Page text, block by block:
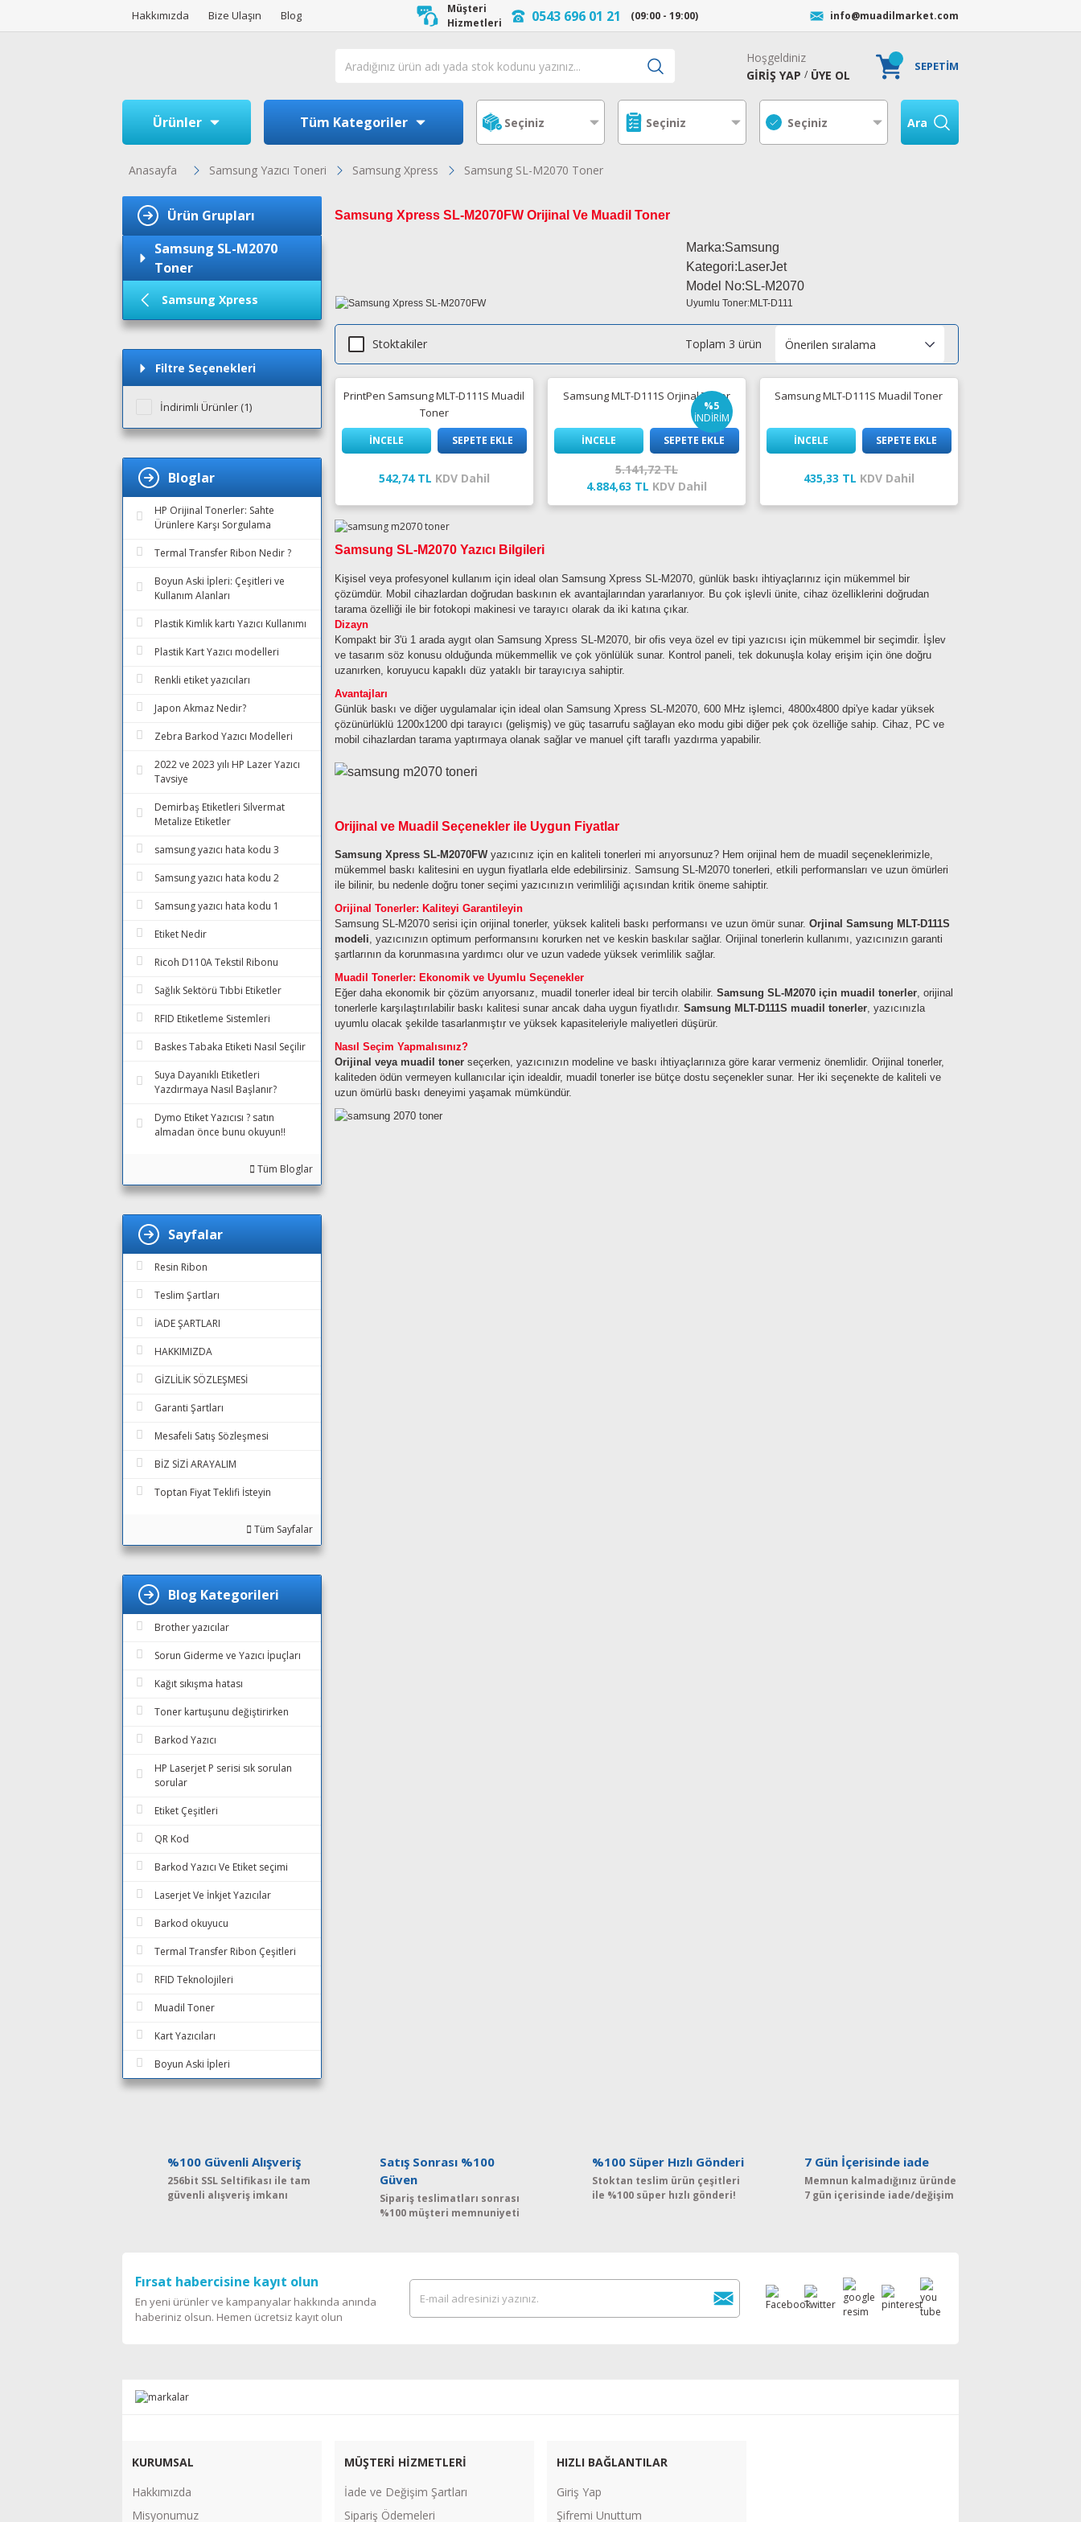
Hakkımızda Bize Ulaşın Blog
Müşteri
Hizmetleri
0543 696 01 21 (09:00 - 19:00) info@muadilmarket.com
Hoşgeldiniz
GİRİŞ YAP / ÜYE OL
SEPETİM
Ürünler Tüm Kategoriler Ara
Anasayfa Samsung Yazıcı Toneri Samsung Xpress Samsung SL-M2070 Toner
Ürün Grupları
Samsung SL-M2070
Toner
Samsung Xpress
Filtre Seçenekleri
İndirimli Ürünler (1)
Bloglar
HP Orijinal Tonerler: Sahte
Ürünlere Karşı Sorgulama
Termal Transfer Ribon Nedir ?
Boyun Aski İpleri: Çeşitleri ve
Kullanım Alanları
Plastik Kimlik kartı Yazıcı Kullanımı
Plastik Kart Yazıcı modelleri
Renkli etiket yazıcıları
Japon Akmaz Nedir?
Zebra Barkod Yazıcı Modelleri
2022 ve 2023 yılı HP Lazer Yazıcı
Tavsiye
Demirbaş Etiketleri Silvermat
Metalize Etiketler
samsung yazıcı hata kodu 3
Samsung yazıcı hata kodu 2
Samsung yazıcı hata kodu 1
Etiket Nedir
Ricoh D110A Tekstil Ribonu
Sağlık Sektörü Tıbbi Etiketler
RFID Etiketleme Sistemleri
Baskes Tabaka Etiketi Nasıl Seçilir
Suya Dayanıklı Etiketleri
Yazdırmaya Nasıl Başlanır?
Dymo Etiket Yazıcısı ? satın
almadan önce bunu okuyun!!
Tüm Bloglar
Sayfalar
Resin Ribon
Teslim Şartları
İADE ŞARTLARI
HAKKIMIZDA
GİZLİLİK SÖZLEŞMESİ
Garanti Şartları
Mesafeli Satış Sözleşmesi
BİZ SİZİ ARAYALIM
Toptan Fiyat Teklifi İsteyin
Tüm Sayfalar
Blog Kategorileri
Brother yazıcılar
Sorun Giderme ve Yazıcı İpuçları
Kağıt sıkışma hatası
Toner kartuşunu değiştirirken
Barkod Yazıcı
HP Laserjet P serisi sık sorulan
sorular
Etiket Çeşitleri
QR Kod
Barkod Yazıcı Ve Etiket seçimi
Laserjet Ve İnkjet Yazıcılar
Barkod okuyucu
Termal Transfer Ribon Çeşitleri
RFID Teknolojileri
Muadil Toner
Kart Yazıcıları
Boyun Aski İpleri
Samsung Xpress SL-M2070FW Orijinal Ve Muadil Toner
Marka:Samsung
Kategori:LaserJet
Model No:SL-M2070
Uyumlu Toner:MLT-D111
Stoktakiler Toplam 3 ürün
PrintPen Samsung MLT-D111S Muadil
Toner
İNCELE SEPETE EKLE
542,74 TL KDV Dahil
%5
İNDİRİM
Samsung MLT-D111S Orjinal Toner
İNCELE SEPETE EKLE
5.141,72 TL
4.884,63 TL KDV Dahil
Samsung MLT-D111S Muadil Toner
İNCELE SEPETE EKLE
435,33 TL KDV Dahil
Samsung SL-M2070 Yazıcı Bilgileri
Kişisel veya profesyonel kullanım için ideal olan Samsung Xpress SL-M2070, günlük baskı ihtiyaçlarınız için mükemmel bir
çözümdür. Mobil cihazlardan doğrudan baskının ek avantajlarından yararlanıyor. Bu çok işlevli ünite, cihaz özelliklerini doğrudan
tarama özelliği ile bir fotokopi makinesi ve tarayıcı olarak da iki katına çıkar.
Dizayn
Kompakt bir 3'ü 1 arada aygıt olan Samsung Xpress SL-M2070, bir ofis veya özel ev tipi yazıcısı için mükemmel bir seçimdir. İşlev
ve tasarım söz konusu olduğunda mükemmellik ve çok yönlülük sunar. Kontrol paneli, tek dokunuşla kolay erişim için öne doğru
uzanırken, koruyucu kapaklı düz yataklı bir tarayıcıya sahiptir.
Avantajları
Günlük baskı ve diğer uygulamalar için ideal olan Samsung Xpress SL-M2070, 600 MHz işlemci, 4800x4800 dpi'ye kadar yüksek
çözünürlüklü 1200x1200 dpi tarayıcı (gelişmiş) ve güç tasarrufu sağlayan eko modu gibi diğer pek çok özelliğe sahip. Cihaz, PC ve
mobil cihazlardan tarama yaptırmaya olanak sağlar ve manuel çift taraflı yazdırma yapabilir.
Orijinal ve Muadil Seçenekler ile Uygun Fiyatlar
Samsung Xpress SL-M2070FWyazıcınız için en kaliteli tonerleri mi arıyorsunuz? Hem orijinal hem de muadil seçeneklerimizle,
mükemmel baskı kalitesini en uygun fiyatlarla elde edebilirsiniz. Samsung SL-M2070 tonerleri, etkili performansları ve uzun ömürleri
ile bilinir, bu nedenle doğru toner seçimi yazıcınızın verimliliği açısından kritik öneme sahiptir.
Orijinal Tonerler: Kaliteyi Garantileyin
Samsung SL-M2070 serisi için orijinal tonerler, yüksek kaliteli baskı performansı ve uzun ömür sunar. Orjinal Samsung MLT-D111S
modeli , yazıcınızın optimum performansını korurken net ve keskin baskılar sağlar. Orijinal tonerlerin kullanımı, yazıcınızın garanti
şartlarının da korunmasına yardımcı olur ve uzun vadede yüksek verimlilik sağlar.
Muadil Tonerler: Ekonomik ve Uyumlu Seçenekler
Eğer daha ekonomik bir çözüm arıyorsanız, muadil tonerler ideal bir tercih olabilir. Samsung SL-M2070 için muadil tonerler , orijinal
tonerlerle karşılaştırılabilir baskı kalitesi sunar ancak daha uygun fiyatlıdır. Samsung MLT-D111S muadil tonerler , yazıcınızla
uyumlu olacak şekilde tasarlanmıştır ve yüksek kapasiteleriyle maliyetleri düşürür.
Nasıl Seçim Yapmalısınız?
Orijinal veya muadil toner seçerken, yazıcınızın modeline ve baskı ihtiyaçlarınıza göre karar vermeniz önemlidir. Orijinal tonerler,
kaliteden ödün vermeyen kullanıcılar için idealdir, muadil tonerler ise bütçe dostu seçenekler sunar. Her iki seçenekte de kaliteli ve
uzun ömürlü baskı deneyimi yaşamak mümkündür.
%100 Güvenli Alışveriş
256bit SSL Seltifikası ile tam
güvenli alışveriş imkanı
Satış Sonrası %100
Güven
Sipariş teslimatları sonrası
%100 müşteri memnuniyeti
%100 Süper Hızlı Gönderi
Stoktan teslim ürün çeşitleri
ile %100 süper hızlı gönderi!
7 Gün İçerisinde iade
Memnun kalmadığınız üründe
7 gün içerisinde iade/değişim
Fırsat habercisine kayıt olun
En yeni ürünler ve kampanyalar hakkında anında
haberiniz olsun. Hemen ücretsiz kayıt olun
KURUMSAL
Hakkımızda
Misyonumuz
MÜŞTERİ HİZMETLERİ
İade ve Değişim Şartları
Sipariş Ödemeleri
HIZLI BAĞLANTILAR
Giriş Yap
Şifremi Unuttum